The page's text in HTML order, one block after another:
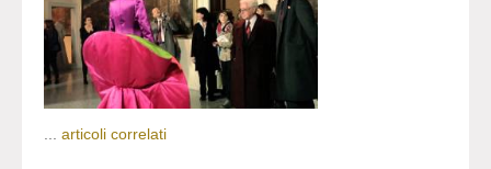
articoli correlati